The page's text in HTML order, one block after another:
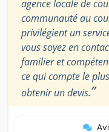
agence locale de
communauté au
privilégient un
vous soyez en
familier et
ce qui compte le
obtenir un devis.”